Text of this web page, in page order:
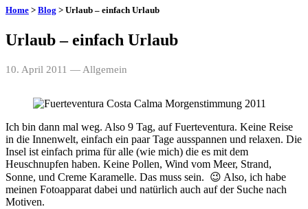
Home > Blog > Urlaub – einfach Urlaub
Urlaub – einfach Urlaub
10. April 2011 — Allgemein
Ich bin dann mal weg. Also 9 Tag, auf Fuerteventura. Keine Reise
in die Innenwelt, einfach ein paar Tage ausspannen und relaxen. Die
Insel ist einfach prima für alle (wie mich) die es mit dem
Heuschnupfen haben. Keine Pollen, Wind vom Meer, Strand,
Sonne, und Creme Karamelle. Das muss sein. 😉 Also, ich habe
meinen Fotoapparat dabei und natürlich auch auf der Suche nach
Motiven.